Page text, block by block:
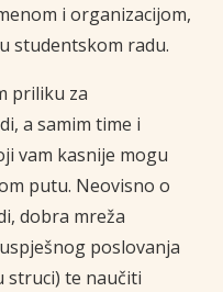
i organizacijom,
studentskom radu.
priliku za
a samim time i
vam kasnije mogu
putu. Neovisno o
dobra mreža
poslovanja
struci) te naučiti